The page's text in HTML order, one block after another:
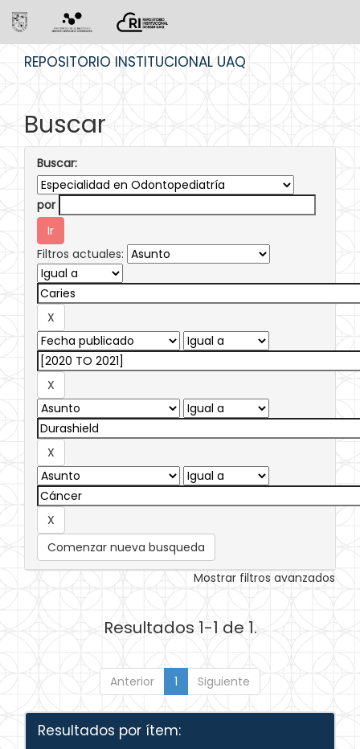
REPOSITORIO INSTITUCIONAL UAQ
Buscar
Buscar:
por
Filtros actuales:
Comenzar nueva busqueda
Mostrar filtros avanzados
Resultados 1-1 de 1.
Anterior 1 Siguiente
Resultados por ítem: